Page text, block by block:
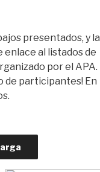
presentados, y la
enlace al listados de
por el APA.
de participantes! En